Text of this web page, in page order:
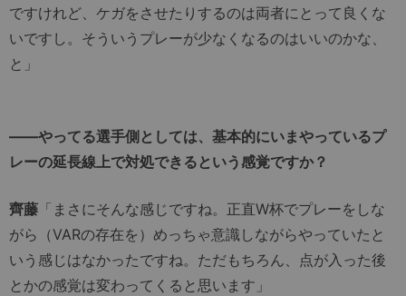
ですけれど、ケガをさせたりするのは両者にとって良くな
いですし。そういうプレーが少なくなるのはいいのかな、
と」
――やってる選手側としては、基本的にいまやっているプ
レーの延長線上で対処できるという感覚ですか？
齊藤 「まさにそんな感じですね。正直W杯でプレーをしな
がら（VARの存在を）めっちゃ意識しながらやっていたと
いう感じはなかったですね。ただもちろん、点が入った後
とかの感覚は変わってくると思います」